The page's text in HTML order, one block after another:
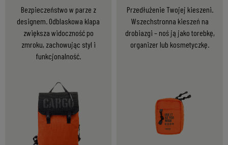
Bezpieczeństwo w parze z
designem. Odblaskowa klapa
zwiększa widoczność po
zmroku, zachowując styl i
funkcjonalność.
Przedłużenie Twojej kieszeni.
Wszechstronna kieszeń na
drobiazgi – noś ją jako torebkę,
organizer lub kosmetyczkę.